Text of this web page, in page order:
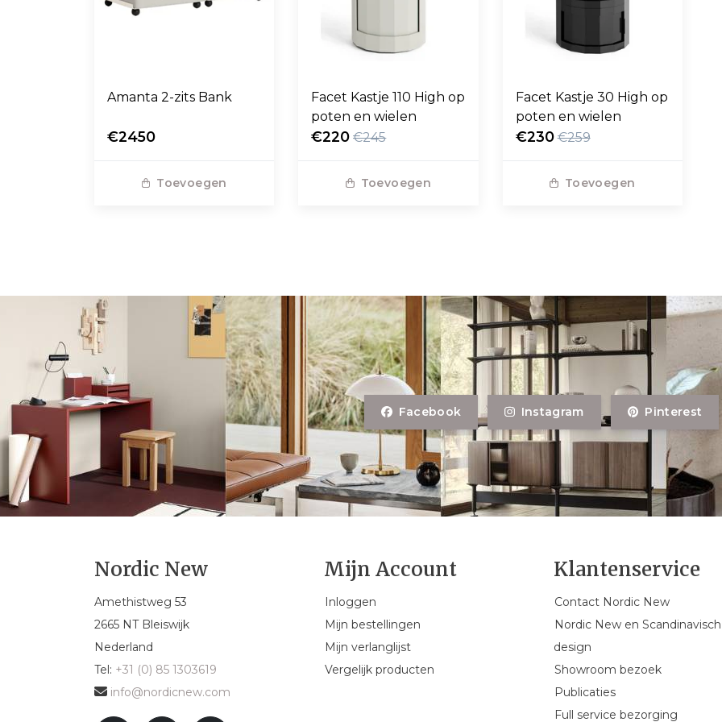
Amanta 2-zits Bank
€2450
Toevoegen
Facet Kastje 110 High op
poten en wielen
€220 €245
Toevoegen
Facet Kastje 30 High op
poten en wielen
€230 €259
Toevoegen
Facebook Instagram Pinterest
Nordic New
Amethistweg 53
2665 NT Bleiswijk
Nederland
Tel: +31 (0) 85 1303619
info@nordicnew.com
Mijn Account
Inloggen
Mijn bestellingen
Mijn verlanglijst
Vergelijk producten
Klantenservice
Contact Nordic New
Nordic New en Scandinavisch
design
Showroom bezoek
Publicaties
Full service bezorging